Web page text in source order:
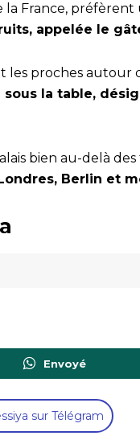
la France, préfèrent
appelée le
les proches autour
la table,
bien au-delà
Berlin et
Envoyé
sur Télégram